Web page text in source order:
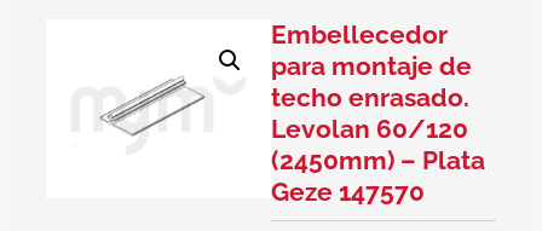
Embellecedor
para montaje de
techo enrasado.
Levolan 60/120
(2450mm) – Plata
Geze 147570